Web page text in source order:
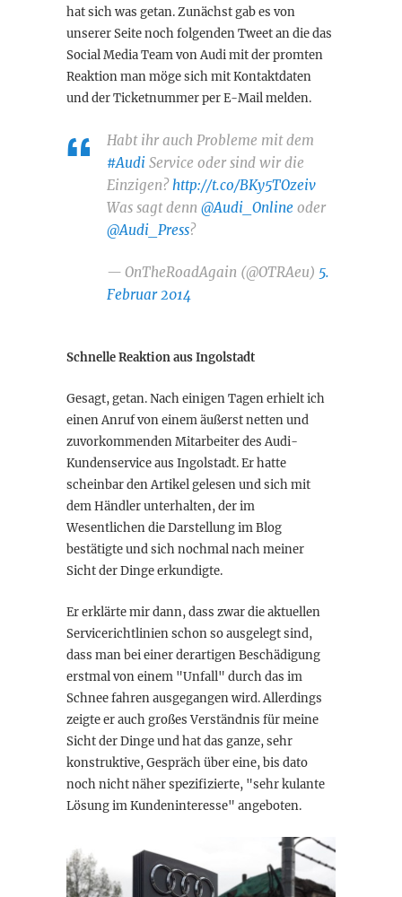
hat sich was getan. Zunächst gab es von
unserer Seite noch folgenden Tweet an die das
Social Media Team von Audi mit der promten
Reaktion man möge sich mit Kontaktdaten
und der Ticketnummer per E-Mail melden.
Habt ihr auch Probleme mit dem
#Audi Service oder sind wir die
Einzigen?http://t.co/BKy5TOzeiv
Was sagt denn @Audi_Online oder
@Audi_Press?
— OnTheRoadAgain (@OTRAeu) 5.
Februar 2014
Schnelle Reaktion aus Ingolstadt
Gesagt, getan. Nach einigen Tagen erhielt ich
einen Anruf von einem äußerst netten und
zuvorkommenden Mitarbeiter des Audi-
Kundenservice aus Ingolstadt. Er hatte
scheinbar den Artikel gelesen und sich mit
dem Händler unterhalten, der im
Wesentlichen die Darstellung im Blog
bestätigte und sich nochmal nach meiner
Sicht der Dinge erkundigte.
Er erklärte mir dann, dass zwar die aktuellen
Servicerichtlinien schon so ausgelegt sind,
dass man bei einer derartigen Beschädigung
erstmal von einem "Unfall" durch das im
Schnee fahren ausgegangen wird. Allerdings
zeigte er auch großes Verständnis für meine
Sicht der Dinge und hat das ganze, sehr
konstruktive, Gespräch über eine, bis dato
noch nicht näher spezifizierte, "sehr kulante
Lösung im Kundeninteresse" angeboten.